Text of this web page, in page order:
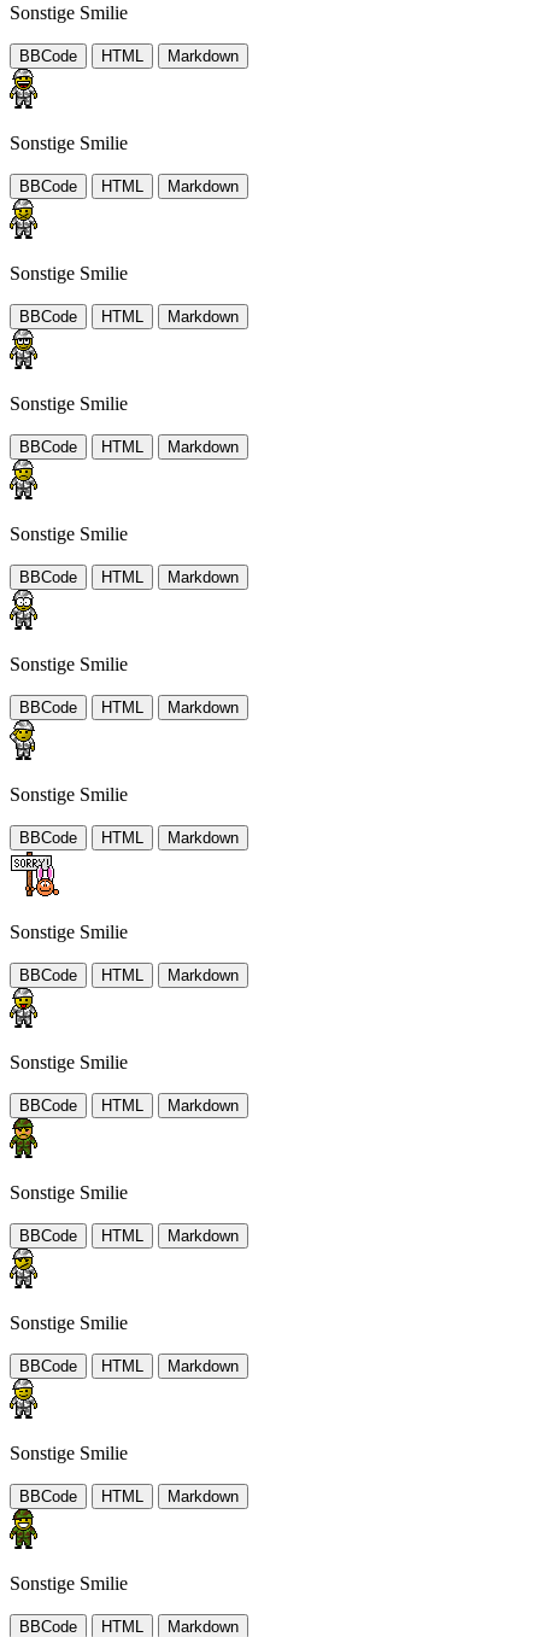
Sonstige Smilie
BBCode HTML Markdown
Sonstige Smilie
BBCode HTML Markdown
Sonstige Smilie
BBCode HTML Markdown
Sonstige Smilie
BBCode HTML Markdown
Sonstige Smilie
BBCode HTML Markdown
Sonstige Smilie
BBCode HTML Markdown
Sonstige Smilie
BBCode HTML Markdown
Sonstige Smilie
BBCode HTML Markdown
Sonstige Smilie
BBCode HTML Markdown
Sonstige Smilie
BBCode HTML Markdown
Sonstige Smilie
BBCode HTML Markdown
Sonstige Smilie
BBCode HTML Markdown
Sonstige Smilie
BBCode HTML Markdown